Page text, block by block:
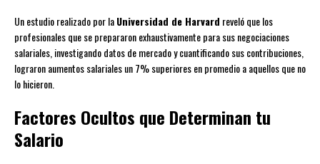
Un estudio realizado por laUniversidad de Harvard reveló que los
profesionales que se prepararon exhaustivamente para sus negociaciones
salariales, investigando datos de mercado y cuantificando sus contribuciones,
lograron aumentos salariales un 7% superiores en promedio a aquellos que no
lo hicieron.
Factores Ocultos que Determinan tu
Salario